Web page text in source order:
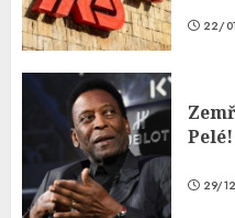
22/
Pelé!
29/